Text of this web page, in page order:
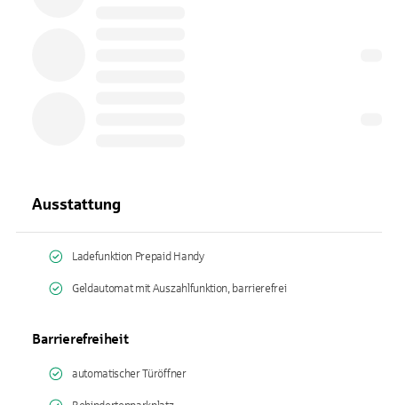
Ausstattung
Ladefunktion Prepaid Handy
Geldautomat mit Auszahlfunktion, barrierefrei
Barrierefreiheit
automatischer Türöffner